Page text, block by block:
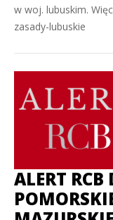
w woj. lubuskim.
zasady-lubuskie
ALERT RCB